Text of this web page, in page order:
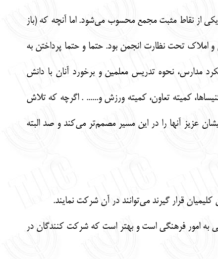
از نقاط مثبت مجمع محسوب می‌شود. اما آنچه که (باز
تحت نظارت انجمن بود. حتما و حتما پرداختن به
مدارس، نحوه تدریس معلمین و برخورد آنان با دانش
کمیته تعاون، کمیته ورزش و...... . اگرچه که تلاش
عزیز آنها را در این مسیر مصمم‌تر می‌کند و صد البته
به امور فرهنگی است و بهتر است که شرکت کنندگان در